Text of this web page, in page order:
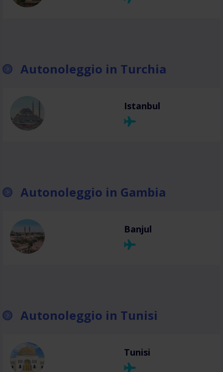
Autonoleggio in Turchia
Istanbul
Autonoleggio in Gambia
Banjul
Autonoleggio in Tunisi
Tunisi